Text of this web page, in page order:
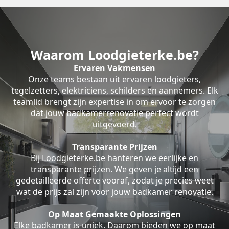
Waarom Loodgieterke.be?
Ervaren Vakmensen
Onze teams bestaan uit ervaren loodgieters,
tegelzetters, elektriciens, schilders en aannemers. Elk
teamlid brengt zijn expertise in om ervoor te zorgen
dat jouw badkamerrenovatie perfect wordt
uitgevoerd.
Transparante Prijzen
Bij Loodgieterke.be hanteren we eerlijke en
transparante prijzen. We geven je altijd een
gedetailleerde offerte vooraf, zodat je precies weet
wat de prijs zal zijn voor jouw badkamer renovatie.
Op Maat Gemaakte Oplossingen
Elke badkamer is uniek. Daarom bieden we op maat